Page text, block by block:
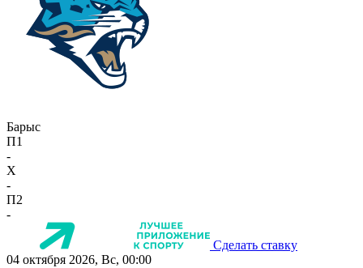
Барыс
П1
-
X
-
П2
-
Сделать ставку
04 октября 2026, Вс, 00:00